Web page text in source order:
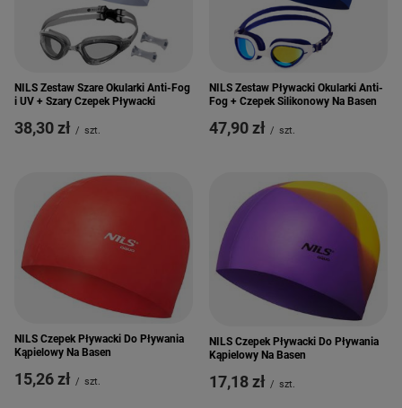
NILS Zestaw Szare Okularki Anti-Fog
i UV + Szary Czepek Pływacki
38,30 zł / szt.
NILS Zestaw Pływacki Okularki Anti-
Fog + Czepek Silikonowy Na Basen
47,90 zł / szt.
NILS Czepek Pływacki Do Pływania
Kąpielowy Na Basen
15,26 zł / szt.
NILS Czepek Pływacki Do Pływania
Kąpielowy Na Basen
17,18 zł / szt.